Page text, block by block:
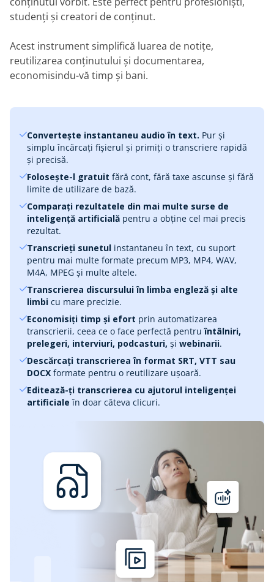
studenți și creatori de conținut.
Acest instrument simplifică luarea de notițe,
reutilizarea conținutului și documentarea,
economisindu-vă timp și bani.
Convertește instantaneu audio în text. Pur și
simplu încărcați fișierul și primiți o transcriere rapidă
și precisă.
Folosește-l gratuit fără cont, fără taxe ascunse și fără
limite de utilizare de bază.
Comparați rezultatele din mai multe surse de
inteligență artificială pentru a obține cel mai precis
rezultat.
Transcrieți sunetul instantaneu în text, cu suport
pentru mai multe formate precum MP3, MP4, WAV,
M4A, MPEG și multe altele.
Transcrierea discursului în limba engleză și alte
limbi cu mare precizie.
Economisiți timp și efort prin automatizarea
transcrierii, ceea ce o face perfectă pentruîntâlniri,
prelegeri, interviuri, podcasturi, şi webinarii.
Descărcați transcrierea în format SRT, VTT sau
DOCX formate pentru o reutilizare ușoară.
Editează-ți transcrierea cu ajutorul inteligenței
artificialeîn doar câteva clicuri.